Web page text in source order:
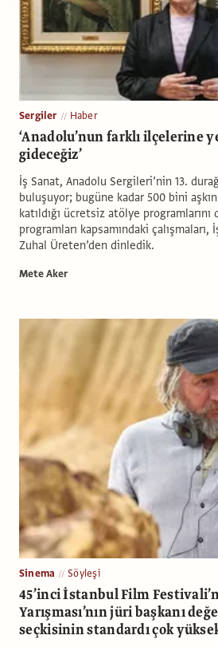
Sergiler Haber
‘Anadolu’nun farklı ilçelerine
gideceğiz’
İş Sanat, Anadolu Sergileri’nin 13.
buluşuyor; bugüne kadar 500 bini
katıldığı ücretsiz atölye
programları kapsamındaki
Zuhal Üreten’den dinledik.
Mete Aker
Sinema Söyleşi
45’inci İstanbul Film
Yarışması’nın jüri başkanı
seçkisinin standardı çok